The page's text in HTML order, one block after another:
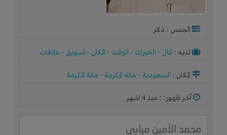
الجنس : ذكر
لديـه : المال - الخبرات - الوقت - المكان - تسويق - علاقات
المكان : السعودية - مكة المكرمة - مكة المكرمة
آخر ظهور: : منذ 4 اشهر
محمد الأمين ميابي